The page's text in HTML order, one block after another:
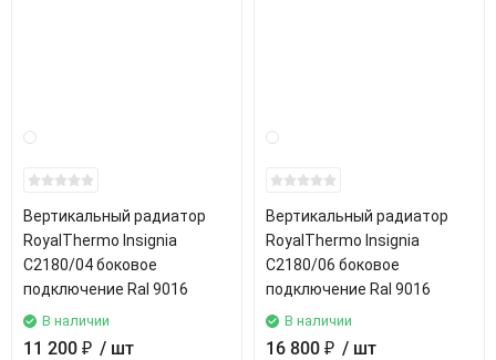
Вертикальный радиатор
RoyalThermo Insignia
C2180/04 боковое
подключение Ral 9016
В наличии
11 200 ₽ / шт
Вертикальный радиатор
RoyalThermo Insignia
C2180/06 боковое
подключение Ral 9016
В наличии
16 800 ₽ / шт